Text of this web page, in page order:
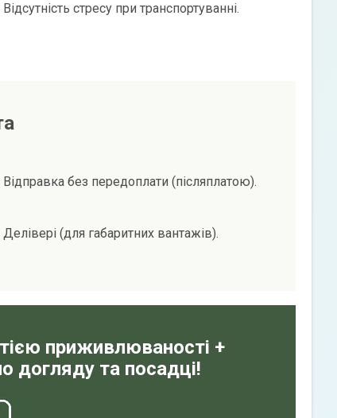
Відсутність стресу при транспортуванні.
Відправка без передоплати (післяплатою).
Делівері (для габаритних вантажів).
приживлюваності +
догляду та посадці!